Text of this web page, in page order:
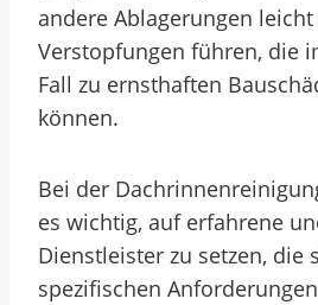
andere Ablagerungen leicht
Verstopfungen führen, die
Fall zu ernsthaften
können.
Bei der
es wichtig, auf erfahrene
Dienstleister zu setzen, die
spezifischen